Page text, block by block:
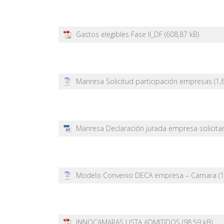
Gastos elegibles Fase II_DF
Manresa Solicitud participación empresas
Manresa Declaración jurada empresa
Modelo Convenio DECA empresa – Camara